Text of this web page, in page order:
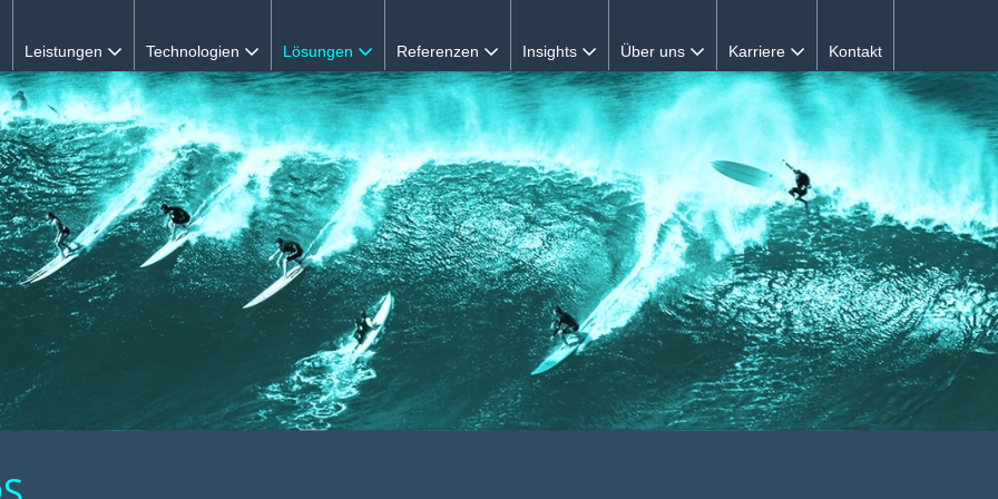
Leistungen Technologien Lösungen Referenzen Insights Über uns Karriere Kontakt